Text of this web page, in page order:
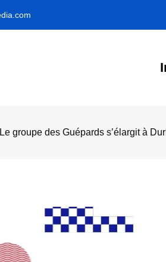
groupe des Guépards s’élargit à